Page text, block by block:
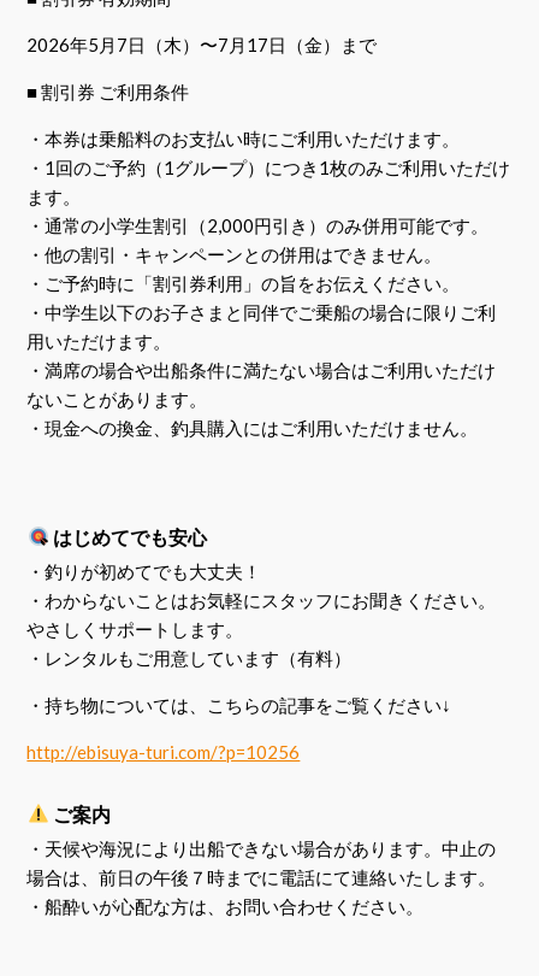
2026年5月7日（木）〜7月17日（金）まで
■ 割引券 ご利用条件
・本券は乗船料のお支払い時にご利用いただけます。
・1回のご予約（1グループ）につき1枚のみご利用いただけ
ます。
・通常の小学生割引（2,000円引き）のみ併用可能です。
・他の割引・キャンペーンとの併用はできません。
・ご予約時に「割引券利用」の旨をお伝えください。
・中学生以下のお子さまと同伴でご乗船の場合に限りご利
用いただけます。
・満席の場合や出船条件に満たない場合はご利用いただけ
ないことがあります。
・現金への換金、釣具購入にはご利用いただけません。
はじめてでも安心
・釣りが初めてでも大丈夫！
・わからないことはお気軽にスタッフにお聞きください。
やさしくサポートします。
・レンタルもご用意しています（有料）
・持ち物については、こちらの記事をご覧ください↓
http://ebisuya-turi.com/?p=10256
ご案内
・ 天候や海況により出船できない場合があります。中止の
場合は、前日の午後７時までに電話にて連絡いたします。
・船酔いが心配な方は、お問い合わせください。